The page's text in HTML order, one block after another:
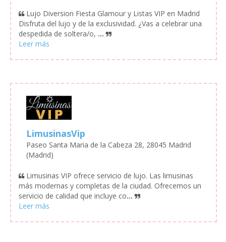
Lujo Diversion Fiesta Glamour y Listas VIP en Madrid
Disfruta del lujo y de la exclusividad. ¿Vas a celebrar una
despedida de soltera/o, ...
LimusinasVip
Paseo Santa Maria de la Cabeza 28, 28045 Madrid
(Madrid)
Limusinas VIP ofrece servicio de lujo. Las limusinas
más modernas y completas de la ciudad. Ofrecemos un
servicio de calidad que incluye co...